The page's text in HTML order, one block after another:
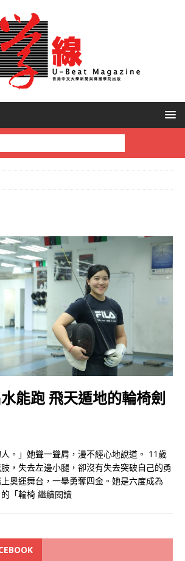
能跑 飛天遁地的輪椅劍
人。」她聳一聳肩，漫不經心地說道。 11歲
，失去左邊小腿，卻沒有失去突破自己的勇
奧運舞台，一舉勇奪四金。她是六度成為
的「輪椅 繼續閱讀